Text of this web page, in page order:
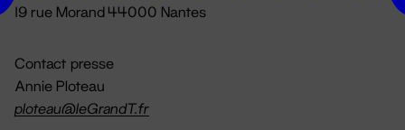
19 rue Morand 44000 Nantes
Contact presse
Annie Ploteau
ploteau@leGrandT.fr